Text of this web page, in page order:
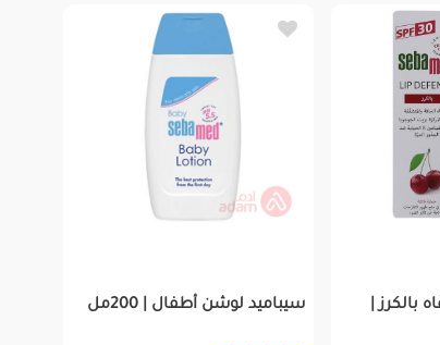
بالكرز |
سيباميد لوشن أطفال | 200مل